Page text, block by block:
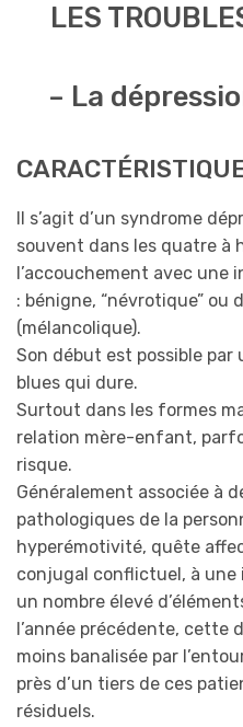
LES
– La
Il s’agit d’un syndrome
souvent dans les quatre à
l’accouchement avec une
: bénigne, “névrotique” ou
(mélancolique).
Son début est possible
blues qui dure.
Surtout dans les formes
relation mère-enfant,
risque.
Généralement associée à
pathologiques de la
hyperémotivité, quête
conjugal conflictuel, à
un nombre élevé
l’année précédente, cette
moins banalisée par
près d’un tiers de ces
résiduels.